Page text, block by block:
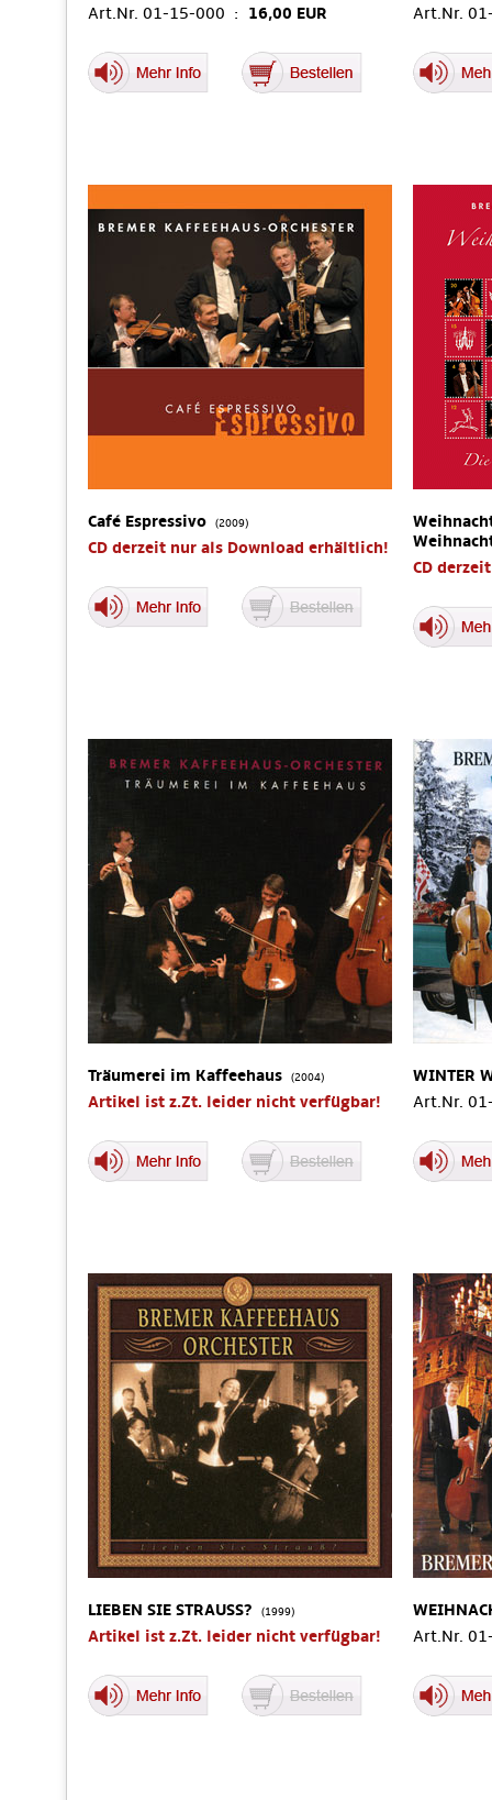
Art.Nr. 01-15-000 : 16,00 EUR
Art.Nr.
Café Espressivo (2009)
CD derzeit nur als Download erhältlich!
CD
Träumerei im Kaffeehaus (2004)
Artikel ist z.Zt. leider nicht verfügbar!
WINTER
Art.Nr.
LIEBEN SIE STRAUSS? (1999)
Artikel ist z.Zt. leider nicht verfügbar!
Art.Nr.